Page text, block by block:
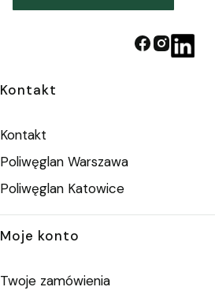
Linki w stopce
Kontakt
Kontakt
Poliwęglan Warszawa
Poliwęglan Katowice
Moje konto
Twoje zamówienia